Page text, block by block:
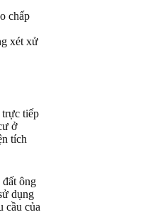
chấp
xét xử
tiếp
ở
tích
ông
dụng
cầu của